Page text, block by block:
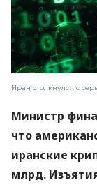
Иран столкнулся с
Министр
что
иранские
млрд.